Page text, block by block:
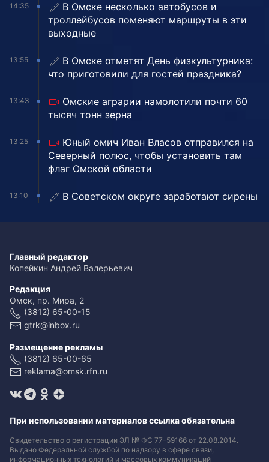
14:35
В Омске несколько автобусов и
троллейбусов поменяют маршруты в эти
выходные
13:55
В Омске отметят День физкультурника:
что приготовили для гостей праздника?
13:43
Омские аграрии намолотили почти 60
тысяч тонн зерна
13:25
Юный омич Иван Власов отправился на
Северный полюс, чтобы установить там
флаг Омской области
13:10 В Советском округе заработают сирены
Главный редактор
Копейкин Андрей Валерьевич
Редакция
Омск, пр. Мира, 2
(3812) 65-00-15
gtrk@inbox.ru
Размещение рекламы
(3812) 65-00-65
reklama@omsk.rfn.ru
При использовании материалов ссылка обязательна
Свидетельство о регистрации ЭЛ № ФС 77-59166 от 22.08.2014.
Выдано Федеральной службой по надзору в сфере связи,
информационных технологий и массовых коммуникаций